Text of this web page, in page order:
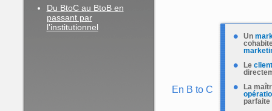
Du BtoC au BtoB en
passant par
l'institutionnel
En B to C
Un
Le
La
parfaite